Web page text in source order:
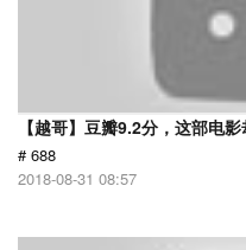
【越哥】豆瓣9.2分，这部电
# 688
2018-08-31 08:57